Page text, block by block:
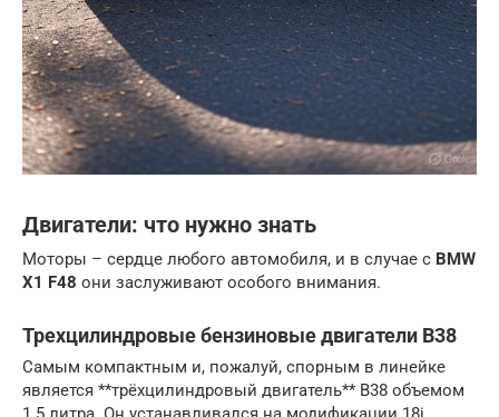
Двигатели: что нужно знать
Моторы – сердце любого автомобиля, и в случае с BMW
X1 F48 они заслуживают особого внимания.
Трехцилиндровые бензиновые двигатели B38
Самым компактным и, пожалуй, спорным в линейке
является **трёхцилиндровый двигатель** B38 объемом